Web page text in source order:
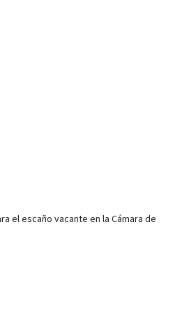
el escaño vacante en la Cámara de